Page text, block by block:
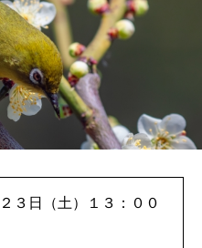
３日（土）１３：００